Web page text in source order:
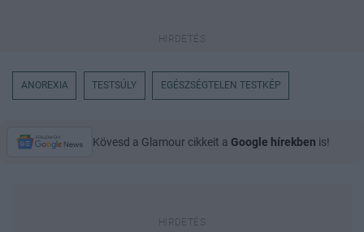
ANOREXIA TESTSÚLY EGÉSZSÉGTELEN TESTKÉP
Kövesd a Glamour cikkeit a Google hírekben is!